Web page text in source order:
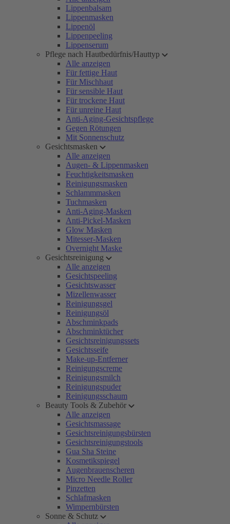
Lippenbalsam
Lippenmasken
Lippenöl
Lippenpeeling
Lippenserum
Pflege nach Hautbedürfnis/Hauttyp
Alle anzeigen
Für fettige Haut
Für Mischhaut
Für sensible Haut
Für trockene Haut
Für unreine Haut
Anti-Aging-Gesichtspflege
Gegen Rötungen
Mit Sonnenschutz
Gesichtsmasken
Alle anzeigen
Augen- & Lippenmasken
Feuchtigkeitsmasken
Reinigungsmasken
Schlammmasken
Tuchmasken
Anti-Aging-Masken
Anti-Pickel-Masken
Glow Masken
Mitesser-Masken
Overnight Maske
Gesichtsreinigung
Alle anzeigen
Gesichtspeeling
Gesichtswasser
Mizellenwasser
Reinigungsgel
Reinigungsöl
Abschminkpads
Abschminktücher
Gesichtsreinigungssets
Gesichtsseife
Make-up-Entferner
Reinigungscreme
Reinigungsmilch
Reinigungspuder
Reinigungsschaum
Beauty Tools & Zubehör
Alle anzeigen
Gesichtsmassage
Gesichtsreinigungsbürsten
Gesichtsreinigungstools
Gua Sha Steine
Kosmetikspiegel
Augenbrauenscheren
Micro Needle Roller
Pinzetten
Schlafmasken
Wimpernbürsten
Sonne & Schutz